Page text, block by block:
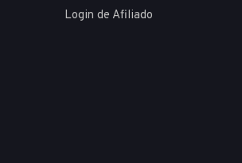
Login de Afiliado